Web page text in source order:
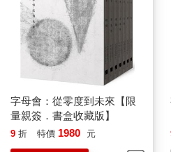
字母會：從零度到未來【限
量親簽．書盒收藏版】
9 折 特價 1980 元